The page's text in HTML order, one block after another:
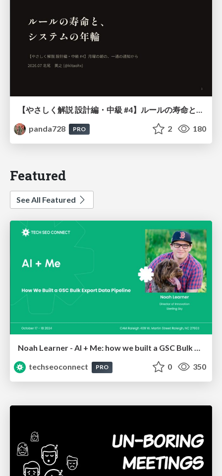
【やさしく解説 設計編・中級 #4】ルールの寿命と、システムの年輪
panda728
PRO 2 180
Featured
See All Featured
Noah Learner - AI + Me: how we built a GSC Bulk Export data pipeline
techseoconnect
PRO 0 350